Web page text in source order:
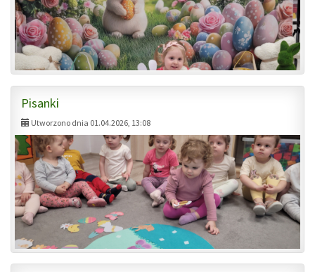
Pisanki
Utworzono dnia 01.04.2026, 13:08